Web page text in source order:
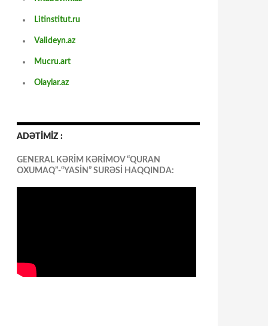
Litinstitut.ru
Valideyn.az
Mucru.art
Olaylar.az
ADƏTİMİZ :
GENERAL KƏRİM KƏRİMOV “QURAN
OXUMAQ”-“YASİN” SURƏSİ HAQQINDA: